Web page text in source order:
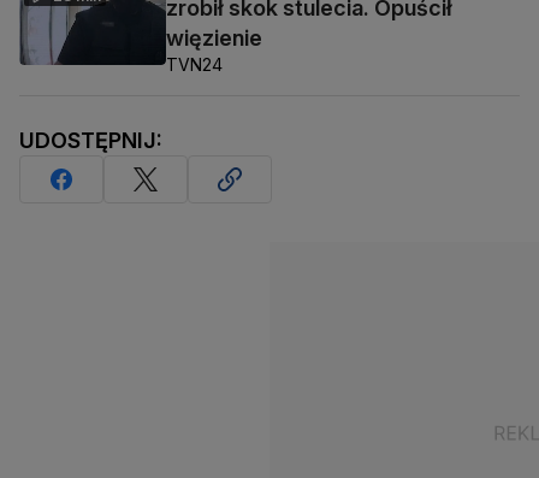
zrobił skok stulecia. Opuścił
więzienie
TVN24
UDOSTĘPNIJ: